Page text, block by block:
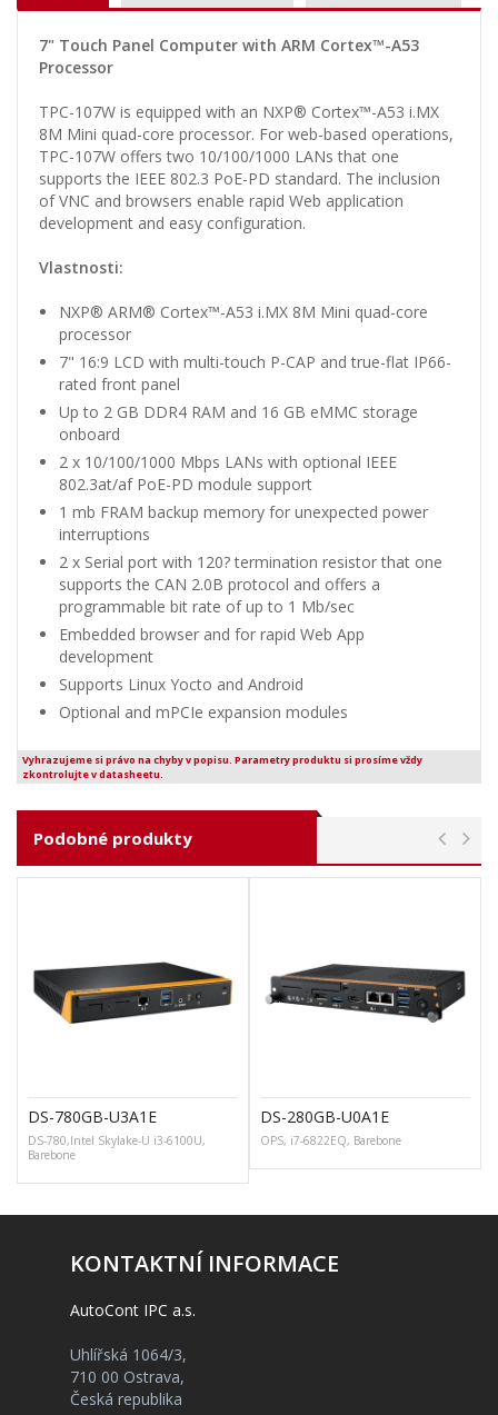
7" Touch Panel Computer with ARM Cortex™-A53
Processor
TPC-107W is equipped with an NXP® Cortex™-A53 i.MX
8M Mini quad-core processor. For web-based operations,
TPC-107W offers two 10/100/1000 LANs that one
supports the IEEE 802.3 PoE-PD standard. The inclusion
of VNC and browsers enable rapid Web application
development and easy configuration.
Vlastnosti:
NXP® ARM® Cortex™-A53 i.MX 8M Mini quad-core
processor
7" 16:9 LCD with multi-touch P-CAP and true-flat IP66-
rated front panel
Up to 2 GB DDR4 RAM and 16 GB eMMC storage
onboard
2 x 10/100/1000 Mbps LANs with optional IEEE
802.3at/af PoE-PD module support
1 mb FRAM backup memory for unexpected power
interruptions
2 x Serial port with 120? termination resistor that one
supports the CAN 2.0B protocol and offers a
programmable bit rate of up to 1 Mb/sec
Embedded browser and for rapid Web App
development
Supports Linux Yocto and Android
Optional and mPCIe expansion modules
Vyhrazujeme si právo na chyby v popisu. Parametry produktu si prosíme vždy
zkontrolujte v datasheetu.
Podobné produkty
DS-780GB-U3A1E
DS-780,Intel Skylake-U i3-6100U,
Barebone
DS-280GB-U0A1E
OPS, i7-6822EQ, Barebone
KONTAKTNÍ INFORMACE
AutoCont IPC a.s.
Uhlířská 1064/3,
710 00 Ostrava,
Česká republika